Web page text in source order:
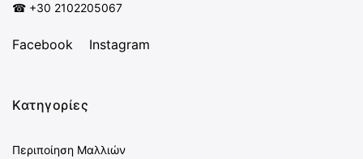
☎ +30 2102205067
Facebook Instagram
Κατηγορίες
Περιποίηση Μαλλιών